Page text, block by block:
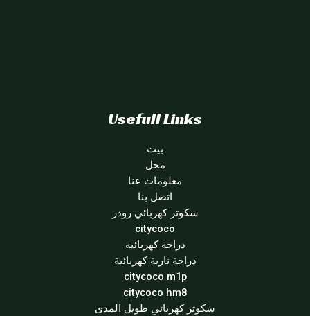
Usefull Links
بيت
محل
معلومات عنا
اتصل بنا
سكوتر كهربائي رودر
citycoco
دراجة كهربائية
دراجة نارية كهربائية
citycoco m1p
citycoco hm8
سكوتر كهربائي طويل المدى